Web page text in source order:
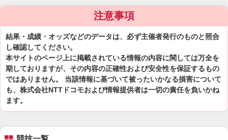
注意事項
結果・成績・オッズなどのデータは、必ず主催者発行のものと照合
し確認してください。
本サイトのページ上に掲載されている情報の内容に関しては万全を
期しておりますが、その内容の正確性および安全性を保証するもの
ではありません。 当該情報に基づいて被ったいかなる損害について
も、株式会社NTTドコモおよび情報提供者は一切の責任を負いかね
ます。